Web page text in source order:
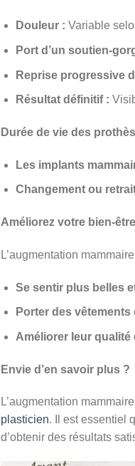
Douleur : Variable
Port d’un soutien-
Reprise progressive
Résultat définitif :
Durée de vie des
Les implants
Changement ou
Améliorez votre bien-
L’augmentation
Se sentir plus belles
Porter des vêtements
Améliorer leur qualité
Envie d’en savoir plus ?
L’augmentation
plasticien. Il est essentiel
d’obtenir des résultats